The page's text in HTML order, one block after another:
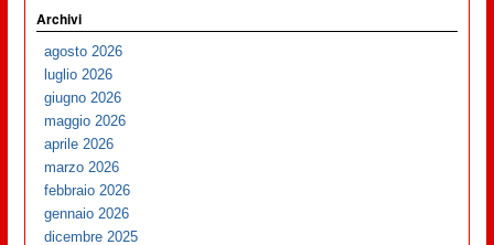
Archivi
agosto 2026
luglio 2026
giugno 2026
maggio 2026
aprile 2026
marzo 2026
febbraio 2026
gennaio 2026
dicembre 2025